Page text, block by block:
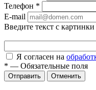
Телефон *
E-mail
Введите текст с картинки
Я согласен на
* — Обязательные поля
Отправить Отменить